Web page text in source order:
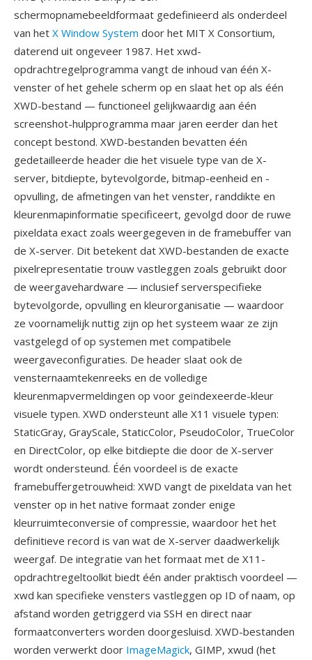
schermopnamebeeldformaat gedefinieerd als onderdeel
van het X Window System door het MIT X Consortium,
daterend uit ongeveer 1987. Het xwd-
opdrachtregelprogramma vangt de inhoud van één X-
venster of het gehele scherm op en slaat het op als één
XWD-bestand — functioneel gelijkwaardig aan één
screenshot-hulpprogramma maar jaren eerder dan het
concept bestond. XWD-bestanden bevatten één
gedetailleerde header die het visuele type van de X-
server, bitdiepte, bytevolgorde, bitmap-eenheid en -
opvulling, de afmetingen van het venster, randdikte en
kleurenmapinformatie specificeert, gevolgd door de ruwe
pixeldata exact zoals weergegeven in de framebuffer van
de X-server. Dit betekent dat XWD-bestanden de exacte
pixelrepresentatie trouw vastleggen zoals gebruikt door
de weergavehardware — inclusief serverspecifieke
bytevolgorde, opvulling en kleurorganisatie — waardoor
ze voornamelijk nuttig zijn op het systeem waar ze zijn
vastgelegd of op systemen met compatibele
weergaveconfiguraties. De header slaat ook de
vensternaamtekenreeks en de volledige
kleurenmapvermeldingen op voor geïndexeerde-kleur
visuele typen. XWD ondersteunt alle X11 visuele typen:
StaticGray, GrayScale, StaticColor, PseudoColor, TrueColor
en DirectColor, op elke bitdiepte die door de X-server
wordt ondersteund. Één voordeel is de exacte
framebuffergetrouwheid: XWD vangt de pixeldata van het
venster op in het native formaat zonder enige
kleurruimteconversie of compressie, waardoor het het
definitieve record is van wat de X-server daadwerkelijk
weergaf. De integratie van het formaat met de X11-
opdrachtregeltoolkit biedt één ander praktisch voordeel —
xwd kan specifieke vensters vastleggen op ID of naam, op
afstand worden getriggerd via SSH en direct naar
formaatconverters worden doorgesluisd. XWD-bestanden
worden verwerkt door ImageMagick, GIMP, xwud (het